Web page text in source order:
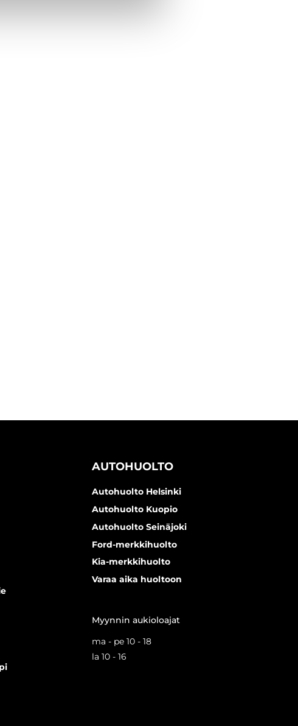
AUTOHUOLTO
Autohuolto Helsinki
Autohuolto Kuopio
Autohuolto Seinäjoki
Ford-merkkihuolto
Kia-merkkihuolto
Varaa aika huoltoon
Myynnin aukioloajat
ma - pe 10 - 18
la 10 - 16